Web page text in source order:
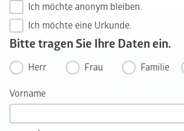
Ich möchte anonym bleiben.
Ich möchte eine Urkunde.
Bitte tragen Sie Ihre Daten ein.
Herr Frau Familie
Vorname